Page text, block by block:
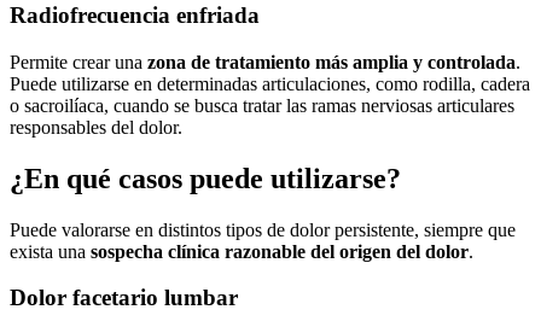
Radiofrecuencia enfriada
Permite crear una zona de tratamiento más amplia y controlada.
Puede utilizarse en determinadas articulaciones, como rodilla, cadera
o sacroilíaca, cuando se busca tratar las ramas nerviosas articulares
responsables del dolor.
¿En qué casos puede utilizarse?
Puede valorarse en distintos tipos de dolor persistente, siempre que
exista una sospecha clínica razonable del origen del dolor.
Dolor facetario lumbar